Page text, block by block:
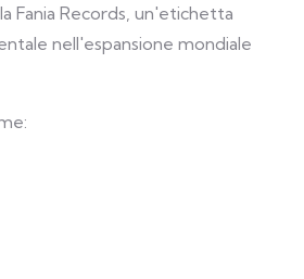
Fania Records, un'etichetta
nell'espansione mondiale